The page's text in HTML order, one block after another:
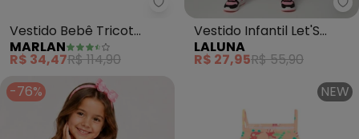
Marlan - Vestido Bebê Tricot
Vestido Bebê Tricot
Felpado Marias Baby
(Rosa)
MARLAN
R$ 34,47R$ 114,90
Vestido Infantil Let'S
Grow (Pink)
LALUNA
R$ 27,95R$ 55,90
-76%
NEW